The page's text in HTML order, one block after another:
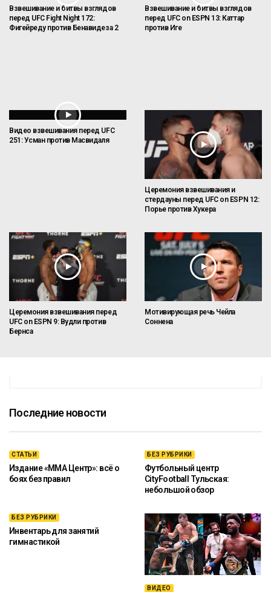
Взвешивание и битвы взглядов
перед UFC Fight Night 172:
Фигейреду против Бенавидеза 2
Взвешивание и битвы взглядов
перед UFC on ESPN 13: Каттар
против Иге
Видео взвешивания перед UFC
251: Усман против Масвидаля
Церемония взвешивания и
стердауны перед UFC on ESPN 12:
Порье против Хукера
Церемония взвешивания перед
UFC on ESPN 9: Вудли против
Бернса
Мотивирующая речь Чейла
Соннена
Последние новости
СТАТЬИ
Издание «ММА Центр»: всё о
боях без правил
БЕЗ РУБРИКИ
Футбольный центр
CityFootball Тульская:
небольшой обзор
БЕЗ РУБРИКИ
Инвентарь для занятий
гимнастикой
ВИДЕО